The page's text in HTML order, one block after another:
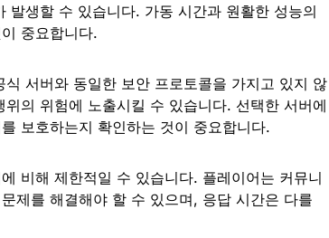
생할 수 있습니다. 가동 시간과 원활한 성능의
중요합니다.
서버와 동일한 보안 프로토콜을 가지고 있지 않
의 위험에 노출시킬 수 있습니다. 선택한 서버에
보호하는지 확인하는 것이 중요합니다.
비해 제한적일 수 있습니다. 플레이어는 커뮤니
제를 해결해야 할 수 있으며, 응답 시간은 다를